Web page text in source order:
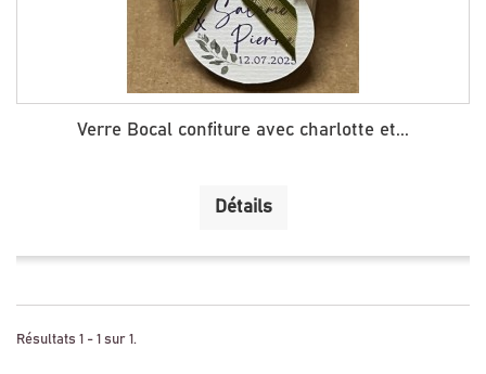
Verre Bocal confiture avec charlotte et...
Détails
Résultats 1 - 1 sur 1.